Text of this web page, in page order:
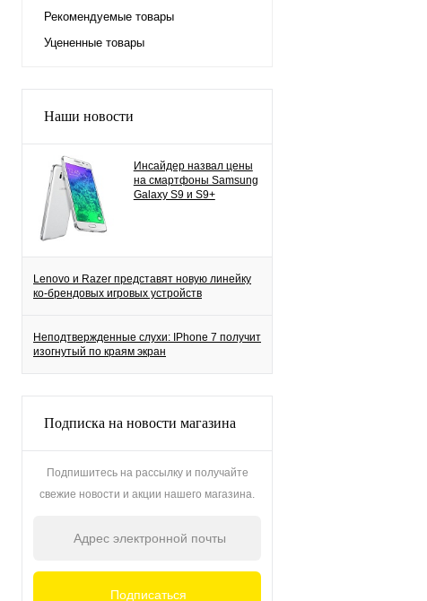
Рекомендуемые товары
Уцененные товары
Наши новости
Инсайдер назвал цены
на смартфоны Samsung
Galaxy S9 и S9+
Lenovo и Razer представят новую линейку
ко-брендовых игровых устройств
Неподтвержденные слухи: IPhone 7 получит
изогнутый по краям экран
Подписка на новости магазина
Подпишитесь на рассылку и получайте
свежие новости и акции нашего магазина.